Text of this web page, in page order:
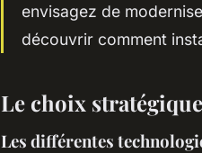
envisagez de
découvrir comment
Le choix
Les différentes